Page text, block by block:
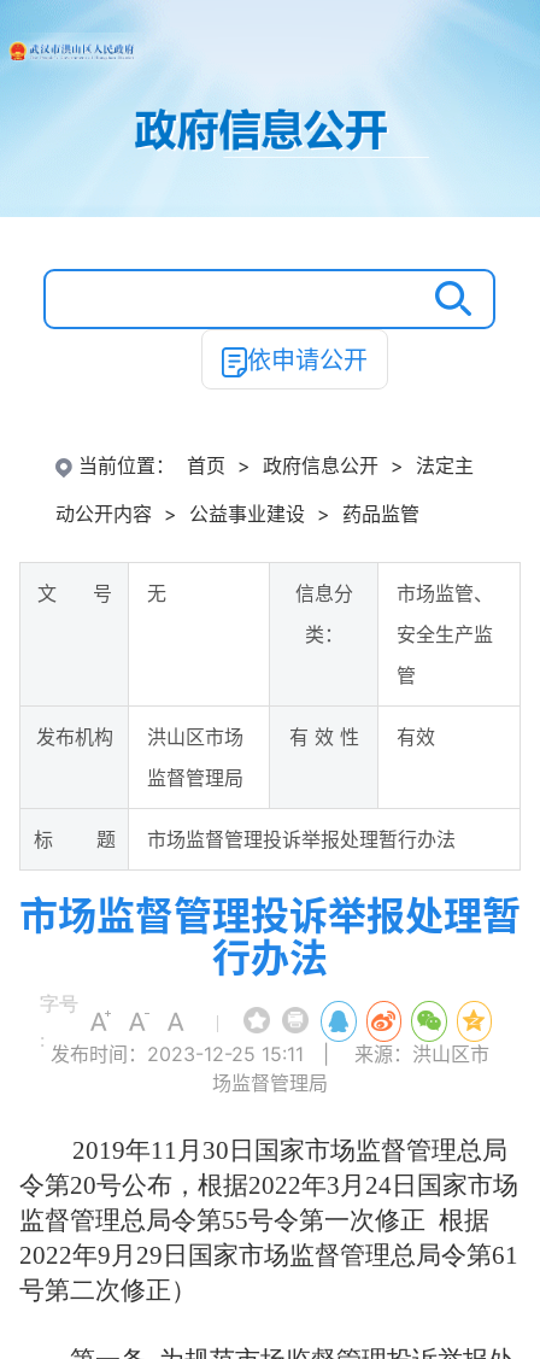
依申请公开
当前位置： 首页 > 政府信息公开 >
法定主
动公开内容 > 公益事业建设 > 药品监管
文 号 无
信息分
类：
市场监管、
安全生产监
管
发布机构
洪山区市场
监督管理局
有 效 性 有效
标 题 市场监督管理投诉举报处理暂行办法
市场监督管理投诉举报处理暂
行办法
字号
:
|
发布时间：2023-12-25 15:11
来源：洪山区市
场监督管理局
2019年11月30日国家市场监督管理总局
令第20号公布，根据2022年3月24日国家市场
监督管理总局令第55号令第一次修正 根据
2022年9月29日国家市场监督管理总局令第61
号第二次修正）